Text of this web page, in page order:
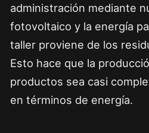
administración mediante
fotovoltaico y la energía
taller proviene de los
Esto hace que la
productos sea casi
en términos de energía.